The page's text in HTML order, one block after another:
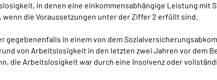
in denen eine einkommensabhängige Leistung mit
die Voraussetzungen unter der Ziffer 2 erfüllt sind.
in einem von dem
von Arbeitslosigkeit in den letzten zwei Jahren vor dem
die Arbeitslosigkeit war durch eine Insolvenz oder